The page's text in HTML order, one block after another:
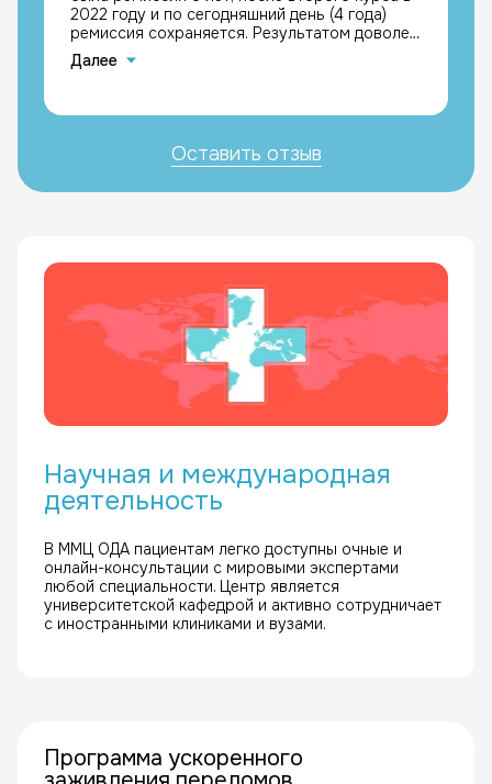
2022 году и по сегодняшний день (4 года)
ремиссия сохраняется. Результатом доволен,
с благодарностью к лечащим врачам
Каримовой Галине Мазгаровне и Кравчику
Далее
Оставить отзыв
Научная и международная
деятельность
В ММЦ ОДА пациентам легко доступны очные и
онлайн-консультации с мировыми экспертами
любой специальности. Центр является
университетской кафедрой и активно сотрудничает
с иностранными клиниками и вузами.
Программа ускоренного